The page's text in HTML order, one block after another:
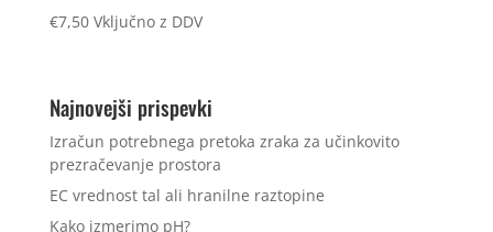
€7,50 Vključno z DDV
Najnovejši prispevki
Izračun potrebnega pretoka zraka za učinkovito
prezračevanje prostora
EC vrednost tal ali hranilne raztopine
Kako izmerimo pH?